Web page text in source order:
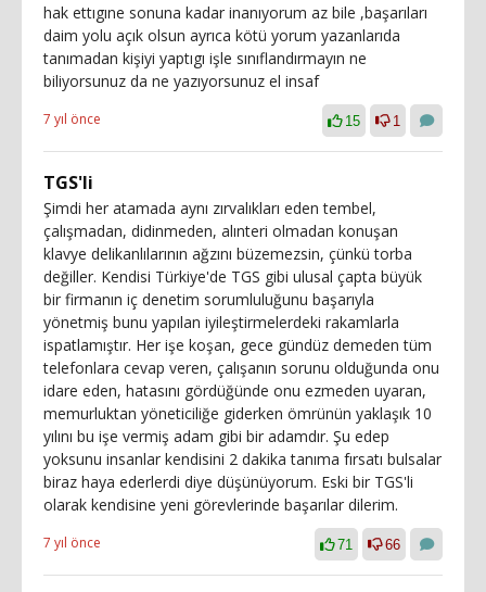
hak ettıgıne sonuna kadar inanıyorum az bile ,başarıları
daim yolu açık olsun ayrıca kötü yorum yazanlarıda
tanımadan kişiyi yaptıgı işle sınıflandırmayın ne
biliyorsunuz da ne yazıyorsunuz el insaf
7 yıl önce 15 1
TGS'li
Şimdi her atamada aynı zırvalıkları eden tembel,
çalışmadan, didinmeden, alınteri olmadan konuşan
klavye delikanlılarının ağzını büzemezsin, çünkü torba
değiller. Kendisi Türkiye'de TGS gibi ulusal çapta büyük
bir firmanın iç denetim sorumluluğunu başarıyla
yönetmiş bunu yapılan iyileştirmelerdeki rakamlarla
ispatlamıştır. Her işe koşan, gece gündüz demeden tüm
telefonlara cevap veren, çalışanın sorunu olduğunda onu
idare eden, hatasını gördüğünde onu ezmeden uyaran,
memurluktan yöneticiliğe giderken ömrünün yaklaşık 10
yılını bu işe vermiş adam gibi bir adamdır. Şu edep
yoksunu insanlar kendisini 2 dakika tanıma fırsatı bulsalar
biraz haya ederlerdi diye düşünüyorum. Eski bir TGS'li
olarak kendisine yeni görevlerinde başarılar dilerim.
7 yıl önce 71 66